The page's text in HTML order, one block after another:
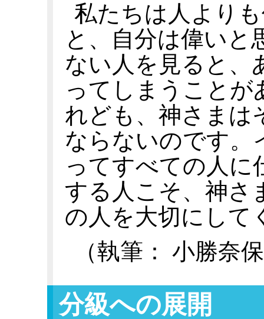
私たちは人より
と、自分は偉いと
ない人を見ると、
ってしまうこと
れども、神さまは
ならないのです。
ってすべての人に
する人こそ、神さ
の人を大切にして
（執筆： 小勝奈
分級への展開